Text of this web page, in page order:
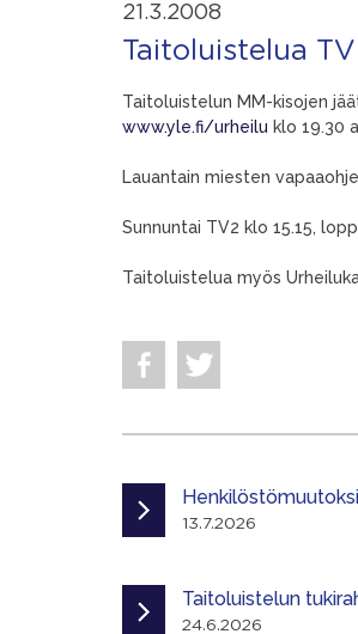
21.3.2008
Taitoluistelua
Taitoluistelun MM-kisojen
www.yle.fi/urheilu klo 19.30
Lauantain miesten
Sunnuntai TV2 klo 15.15,
Taitoluistelua myös
13.7.2026
Taitoluistelun
24.6.2026